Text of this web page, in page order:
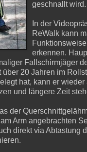
geschnallt wird.
In der
ReWalk kann
erkennen.
Fallschirmjäger
über 20 Jahren im
hat, kann er wieder
und längere Zeit
der
Arm angebrachten
direkt via Abtastung